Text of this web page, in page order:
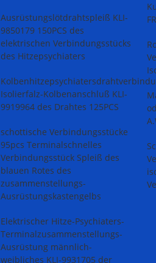
Ausrüstungslötdrahtspleiß KLI-
9850179 150PCS des
elektrischen Verbindungsstücks
des Hitzepsychiaters
Isolierfalz-Kolbenanschluß KLI-
9919964 des Drahtes 125PCS
schottische Verbindungsstücke
95pcs Terminalschnelles
Verbindungsstück Spleiß des
blauen Rotes des
zusammenstellungs-
Ausrüstungskastengelbs
Elektrischer Hitze-Psychiaters-
Terminalzusammenstellungs-
Ausrüstung männlich-
weibliches KLI-9931705 der